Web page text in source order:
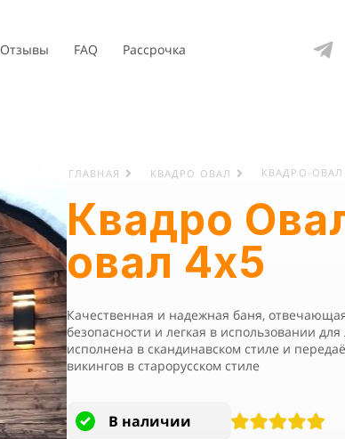
Отзывы FAQ Рассрочка
ГЛАВНАЯ КВАДРО ОВАЛ КВАДРО-ОВАЛ
Квадро
овал 4х5
Качественная и надежная баня,
безопасности и легкая в использовании
исполнена в скандинавском стиле и
викингов в старорусском стиле
В наличии